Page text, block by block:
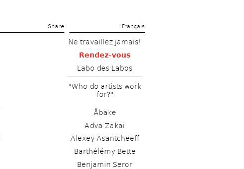
Share Français
Ne travaillez jamais!
Rendez-vous
Labo des Labos
"Who do artists work
for?"
Åbäke
Adva Zakai
Alexey Asantcheeff
Barthélémy Bette
Benjamin Seror